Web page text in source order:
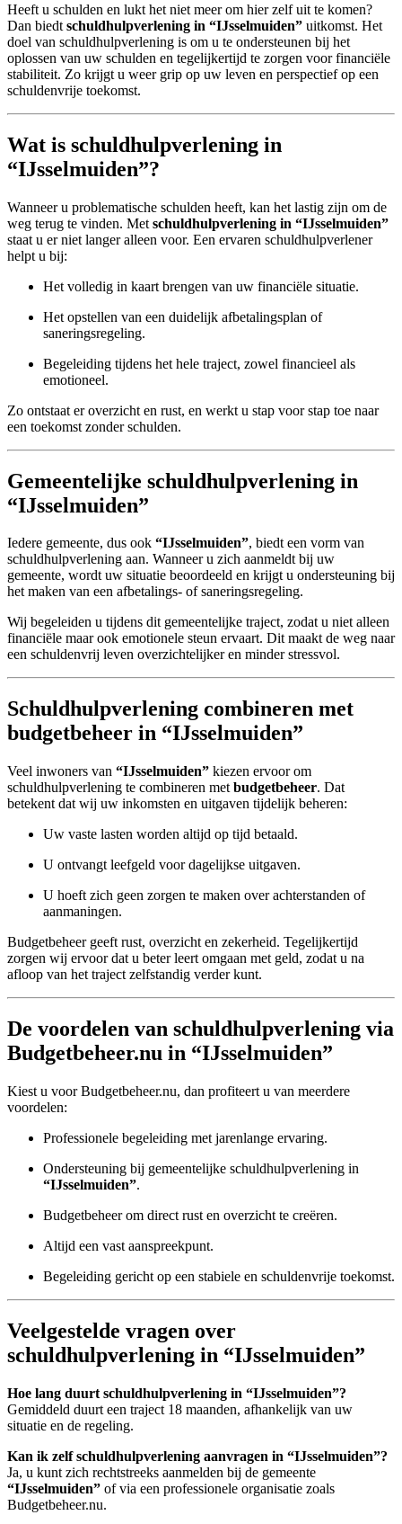
Heeft u schulden en lukt het niet meer om hier zelf uit te komen?
Dan biedt schuldhulpverlening in “IJsselmuiden” uitkomst. Het
doel van schuldhulpverlening is om u te ondersteunen bij het
oplossen van uw schulden en tegelijkertijd te zorgen voor financiële
stabiliteit. Zo krijgt u weer grip op uw leven en perspectief op een
schuldenvrije toekomst.
Wat is schuldhulpverlening in
“IJsselmuiden”?
Wanneer u problematische schulden heeft, kan het lastig zijn om de
weg terug te vinden. Met schuldhulpverlening in “IJsselmuiden”
staat u er niet langer alleen voor. Een ervaren schuldhulpverlener
helpt u bij:
Het volledig in kaart brengen van uw financiële situatie.
Het opstellen van een duidelijk afbetalingsplan of
saneringsregeling.
Begeleiding tijdens het hele traject, zowel financieel als
emotioneel.
Zo ontstaat er overzicht en rust, en werkt u stap voor stap toe naar
een toekomst zonder schulden.
Gemeentelijke schuldhulpverlening in
“IJsselmuiden”
Iedere gemeente, dus ook “IJsselmuiden”, biedt een vorm van
schuldhulpverlening aan. Wanneer u zich aanmeldt bij uw
gemeente, wordt uw situatie beoordeeld en krijgt u ondersteuning bij
het maken van een afbetalings- of saneringsregeling.
Wij begeleiden u tijdens dit gemeentelijke traject, zodat u niet alleen
financiële maar ook emotionele steun ervaart. Dit maakt de weg naar
een schuldenvrij leven overzichtelijker en minder stressvol.
Schuldhulpverlening combineren met
budgetbeheer in “IJsselmuiden”
Veel inwoners van “IJsselmuiden” kiezen ervoor om
schuldhulpverlening te combineren met budgetbeheer. Dat
betekent dat wij uw inkomsten en uitgaven tijdelijk beheren:
Uw vaste lasten worden altijd op tijd betaald.
U ontvangt leefgeld voor dagelijkse uitgaven.
U hoeft zich geen zorgen te maken over achterstanden of
aanmaningen.
Budgetbeheer geeft rust, overzicht en zekerheid. Tegelijkertijd
zorgen wij ervoor dat u beter leert omgaan met geld, zodat u na
afloop van het traject zelfstandig verder kunt.
De voordelen van schuldhulpverlening via
Budgetbeheer.nu in “IJsselmuiden”
Kiest u voor Budgetbeheer.nu, dan profiteert u van meerdere
voordelen:
Professionele begeleiding met jarenlange ervaring.
Ondersteuning bij gemeentelijke schuldhulpverlening in
“IJsselmuiden”.
Budgetbeheer om direct rust en overzicht te creëren.
Altijd een vast aanspreekpunt.
Begeleiding gericht op een stabiele en schuldenvrije toekomst.
Veelgestelde vragen over
schuldhulpverlening in “IJsselmuiden”
Hoe lang duurt schuldhulpverlening in “IJsselmuiden”?
Gemiddeld duurt een traject 18 maanden, afhankelijk van uw
situatie en de regeling.
Kan ik zelf schuldhulpverlening aanvragen in “IJsselmuiden”?
Ja, u kunt zich rechtstreeks aanmelden bij de gemeente
“IJsselmuiden” of via een professionele organisatie zoals
Budgetbeheer.nu.